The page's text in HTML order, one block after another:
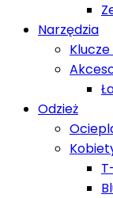
Narzędzia
Odzież